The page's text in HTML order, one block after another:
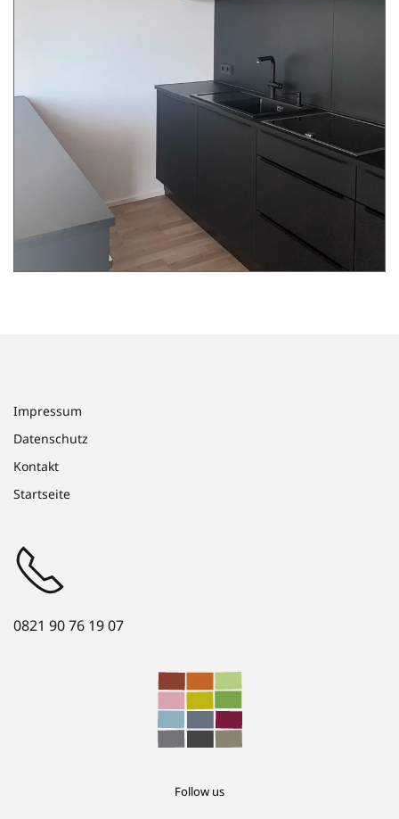
Impressum
Datenschutz
Kontakt
Startseite
0821 90 76 19 07
Follow us